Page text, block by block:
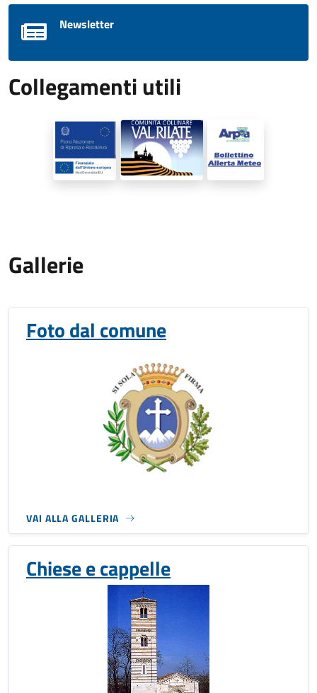
Newsletter
Collegamenti utili
Gallerie
Foto dal comune
VAI ALLA GALLERIA
Chiese e cappelle